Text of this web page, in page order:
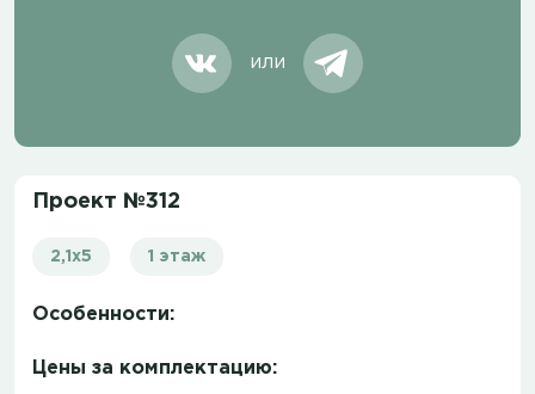
или
Проект №312
2,1х5 1 этаж
Особенности:
Цены за комплектацию: